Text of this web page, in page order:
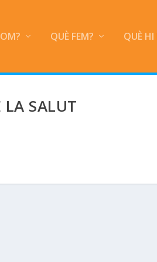
QUÈ FEM? QUÈ HI
SALUT